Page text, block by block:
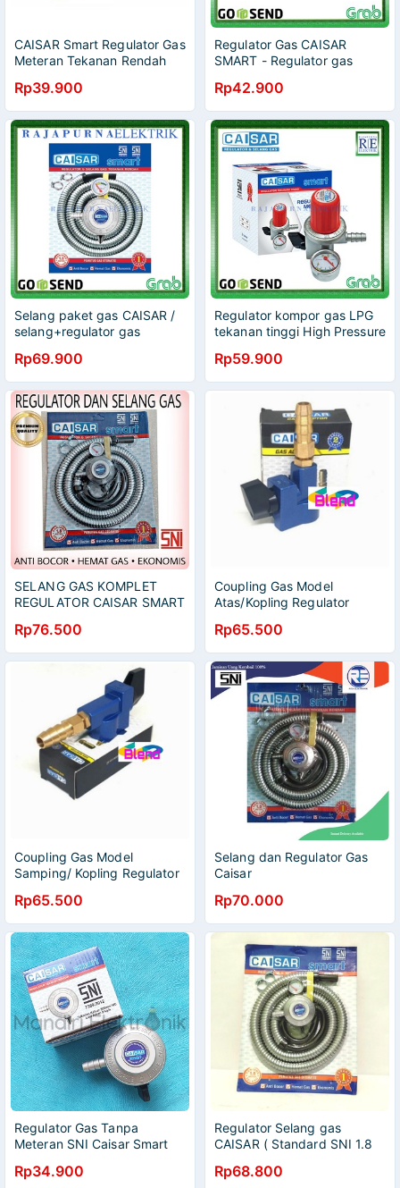
CAISAR Smart Regulator Gas
Meteran Tekanan Rendah
Rp39.900
Regulator Gas CAISAR
SMART - Regulator gas
Rp42.900
Selang paket gas CAISAR /
selang+regulator gas
Rp69.900
Regulator kompor gas LPG
tekanan tinggi High Pressure
Rp59.900
SELANG GAS KOMPLET
REGULATOR CAISAR SMART
Rp76.500
Coupling Gas Model
Atas/Kopling Regulator
Rp65.500
Coupling Gas Model
Samping/ Kopling Regulator
Rp65.500
Selang dan Regulator Gas
Caisar
Rp70.000
Regulator Gas Tanpa
Meteran SNI Caisar Smart
Regulator Gas non Meter
Rp34.900
Regulator Selang gas
CAISAR ( Standard SNI 1.8
Rp68.800